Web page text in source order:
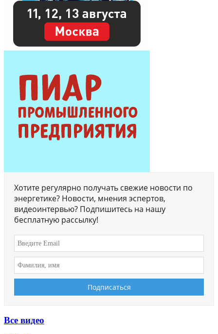
Хотите регулярно получать свежие новости по
энергетике? Новости, мнения эспертов,
видеоинтервью? Подпишитесь на нашу
бесплатную рассылку!
Все видео